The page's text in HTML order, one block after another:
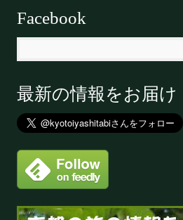
Facebook
最新の情報をお届け